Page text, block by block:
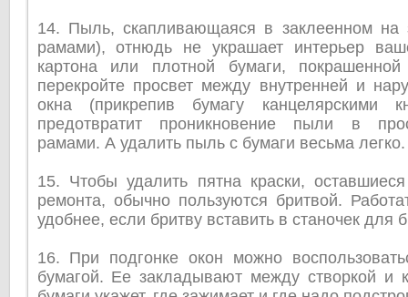
14. Пыль, скапливающаяся в заклеенном на
рамами), отнюдь не украшает интерьер
картона или плотной бумаги,
перекройте просвет между внутренней и
окна (прикрепив бумагу канцелярскими
предотвратит проникновение пыли в
рамами. А удалить пыль с бумаги весьма легко.
15. Чтобы удалить пятна краски,
ремонта, обычно пользуются бритвой.
удобнее, если бритву вставить в станочек для
16. При подгонке окон можно
бумагой. Ее закладывают между створкой и